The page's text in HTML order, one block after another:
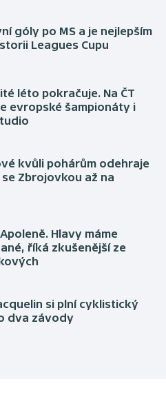
góly po MS a je nejlepším
Leagues Cupu
léto pokračuje. Na ČT
evropské šampionáty i
kvůli pohárům odehraje
Zbrojovkou až na
Hlavy máme
říká zkušenější ze
si plní cyklistický
dva závody